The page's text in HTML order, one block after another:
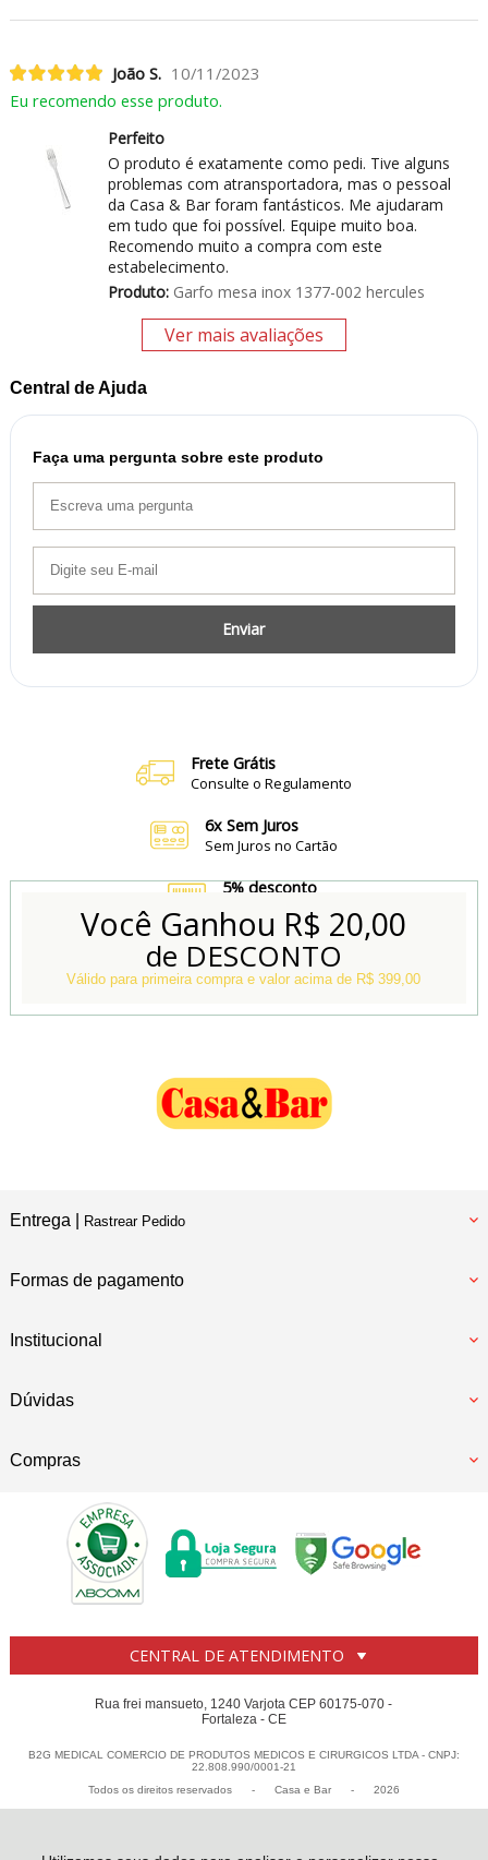
João S. 10/11/2023
Eu recomendo esse produto.
Perfeito
O produto é exatamente como pedi. Tive alguns
problemas com atransportadora, mas o pessoal
da Casa & Bar foram fantásticos. Me ajudaram
em tudo que foi possível. Equipe muito boa.
Recomendo muito a compra com este
estabelecimento.
Produto:Garfo mesa inox 1377-002 hercules
Ver mais avaliações
Central de Ajuda
Faça uma pergunta sobre este produto
Enviar
Frete Grátis
Consulte o Regulamento
6x Sem Juros
Sem Juros no Cartão
5% desconto
no Boleto e Pix
Conheça também
Nossa Loja Física
Você Ganhou R$ 20,00
de DESCONTO
Válido para primeira compra e valor acima de R$ 399,00
Entrega | Rastrear Pedido
Formas de pagamento
Institucional
Dúvidas
Compras
CENTRAL DE ATENDIMENTO
Rua frei mansueto, 1240 Varjota CEP 60175-070 -
Fortaleza - CE
B2G MEDICAL COMERCIO DE PRODUTOS MEDICOS E CIRURGICOS LTDA - CNPJ:
22.808.990/0001-21
Todos os direitos reservados
- Casa e Bar - 2026